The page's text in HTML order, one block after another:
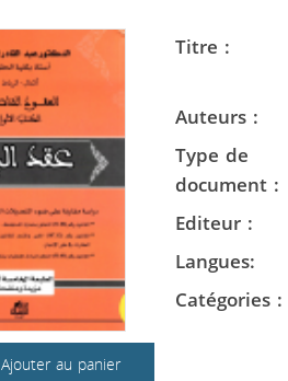
Ajouter au panier
Titre :
Auteurs :
Type de
document :
Editeur :
Langues:
Catégories :